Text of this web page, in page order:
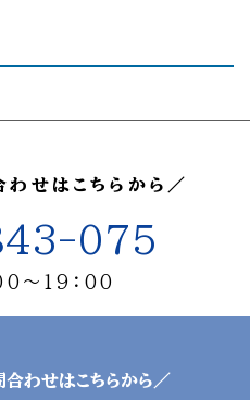
せはこちらから／
075
～19：00
合わせはこちらから／